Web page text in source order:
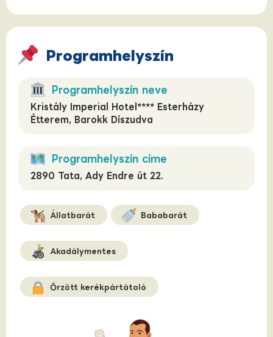
Programhelyszín
Programhelyszín neve
Kristály Imperial Hotel**** Esterházy
Étterem, Barokk Díszudva
Programhelyszín címe
2890 Tata, Ady Endre út 22.
Állatbarát Bababarát
Akadálymentes
Őrzött kerékpártátoló